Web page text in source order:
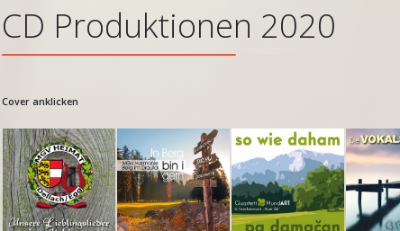
CD Produktionen 2020
Cover anklicken